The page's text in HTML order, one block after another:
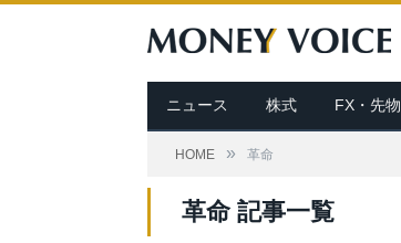
ニュース 株式 FX・先物
HOME » 革命
革命 記事一覧